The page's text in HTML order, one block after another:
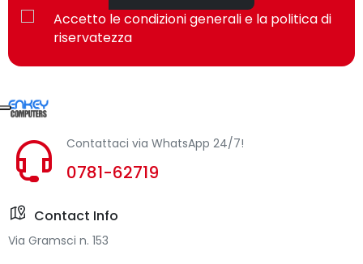
Accetto le condizioni generali e la politica di
riservatezza
Contattaci via WhatsApp 24/7!
0781-62719
Contact Info
Via Gramsci n. 153